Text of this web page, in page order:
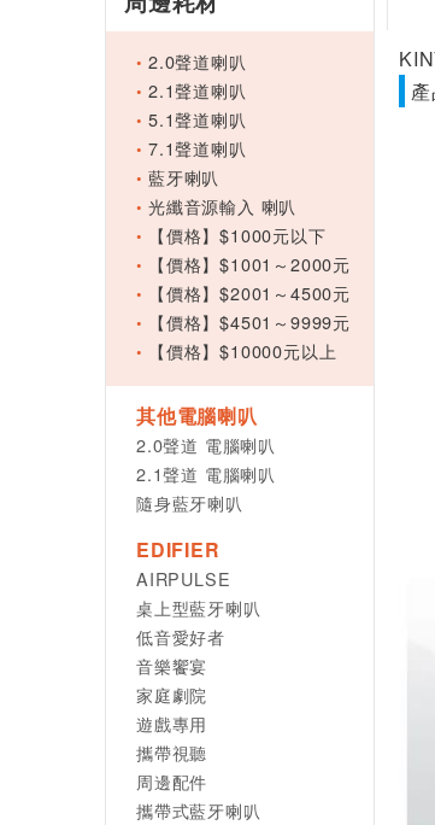
2.0聲道喇叭
2.1聲道喇叭
5.1聲道喇叭
7.1聲道喇叭
藍牙喇叭
光纖音源輸入 喇叭
【價格】$1000元以下
【價格】$1001～2000元
【價格】$2001～4500元
【價格】$4501～9999元
【價格】$10000元以上
其他電腦喇叭
2.0聲道 電腦喇叭
2.1聲道 電腦喇叭
隨身藍牙喇叭
EDIFIER
AIRPULSE
桌上型藍牙喇叭
低音愛好者
音樂饗宴
家庭劇院
遊戲專用
攜帶視聽
周邊配件
攜帶式藍牙喇叭